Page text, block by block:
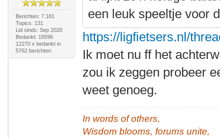
Berichten: 7.181
Topics: 131
Lid sinds: Sep 2020
Bedankt: 15596
12270 x bedankt in
5762 berichten
een leuk speeltje voor
https://ligfietsers.nl/
Ik moet nu ff het
zou ik zeggen probeer
weet genoeg.
In words of others,
Wisdom blooms, forums unite,